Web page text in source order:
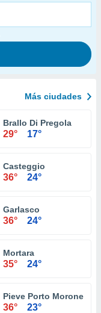
Más ciudades
Brallo Di Pregola
29° 17°
Casteggio
36° 24°
Garlasco
36° 24°
Mortara
35° 24°
Pieve Porto Morone
36° 23°